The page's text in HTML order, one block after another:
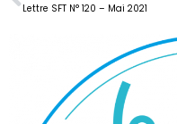
Lettre SFT N° 120 – Mai 2021